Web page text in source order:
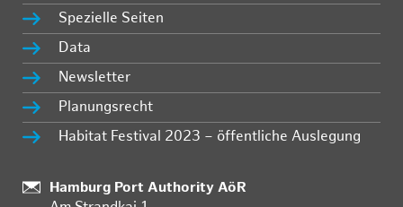
Spezielle Seiten
Data
Newsletter
Planungsrecht
Habitat Festival 2023 – öffentliche Auslegung
Standort:
Hamburg Port Authority AöR